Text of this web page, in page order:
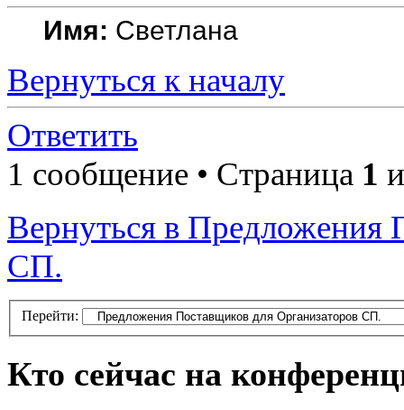
Имя: Светлана
Вернуться к началу
Ответить
1 сообщение • Страница 1
Вернуться в Предложения
СП.
Перейти:
Кто сейчас на